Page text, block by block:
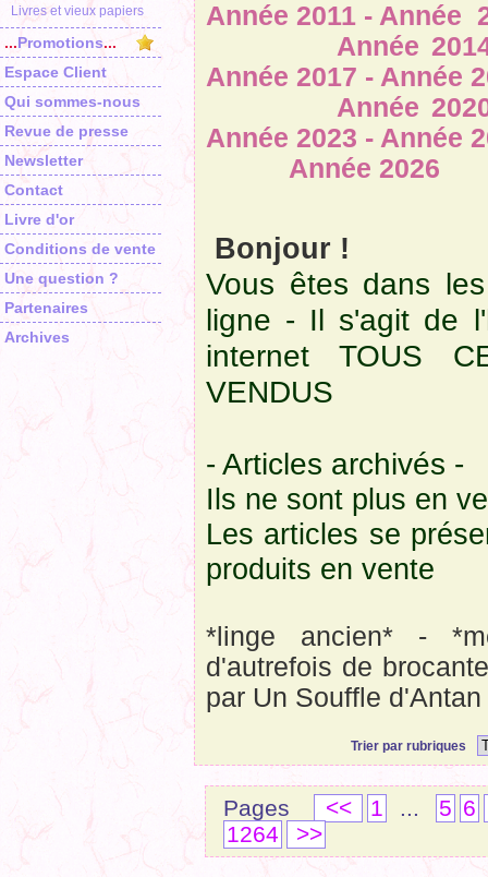
Livres et vieux papiers
...Promotions...
Espace Client
Qui sommes-nous
Revue de presse
Newsletter
Contact
Livre d'or
Conditions de vente
Une question ?
Partenaires
Archives
Année 2011 - Année
Année 2014 -
Année 2017 - Année
Année 2020 -
Année 2023 - Année
Année 2026
Bonjour !
Vous êtes dans
ligne - Il s'agit de
internet TOUS
VENDUS
- Articles archivés -
Ils ne sont plus en
Les articles se
produits en vente
*linge ancien* -
d'autrefois de
par Un Souffle d'Antan
Trier par rubriques
Pages << 1 ... 5 6
1264
>>